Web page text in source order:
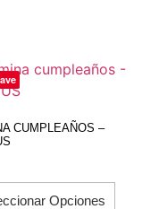
CUMPLEAÑOS –
Opciones